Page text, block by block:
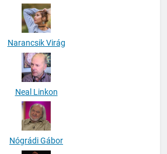
Narancsik Virág
Neal Linkon
Nógrádi Gábor